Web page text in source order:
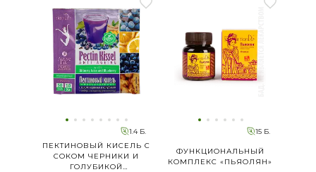
1.4 Б.
ПЕКТИНОВЫЙ КИСЕЛЬ С
СОКОМ ЧЕРНИКИ И
ГОЛУБИКОЙ
15 Б.
ФУНКЦИОНАЛЬНЫЙ
КОМПЛЕКС «ПЬЯОЛЯН»